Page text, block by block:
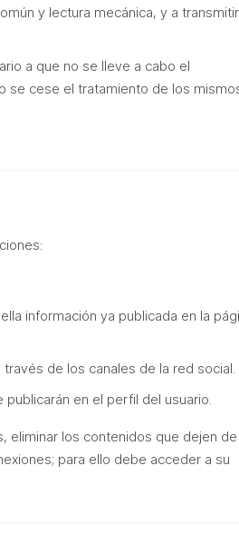
y lectura mecánica, y a
a que no se lleve a cabo el
se cese el tratamiento de los
información ya publicada en la
de los canales de la red social.
en el perfil del usuario.
eliminar los contenidos que dejen de
para ello debe acceder a su